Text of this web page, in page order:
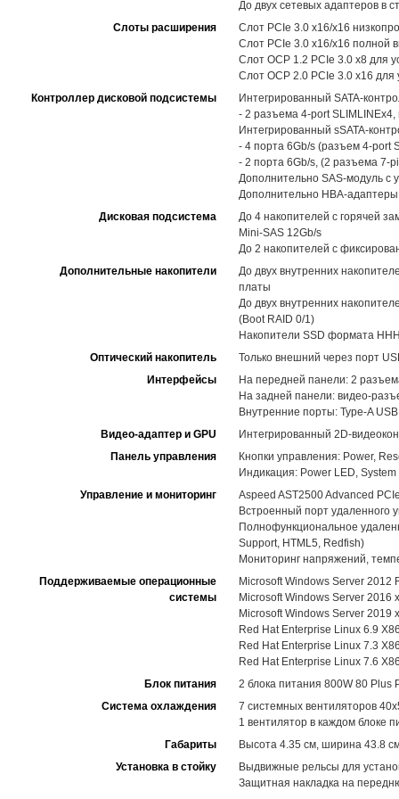
До двух сетевых адаптеров в
Слоты расширения
Слот PCIe 3.0 x16/x16
Слот PCIe 3.0 x16/x16 полной
Слот OCP 1.2 PCIe 3.0 x8 для
Слот OCP 2.0 PCIe 3.0 x16 для
Контроллер дисковой подсистемы
Интегрированный SATA-
- 2 разъема 4-port
Интегрированный sSATA-
- 4 порта 6Gb/s (разъем 4-port
- 2 порта 6Gb/s, (2 разъема 7-
Дополнительно SAS-модуль с
Дополнительно HBA-
Дисковая подсистема
До 4 накопителей с горячей
Mini-SAS 12Gb/s
До 2 накопителей с
Дополнительные накопители
До двух внутренних
платы
До двух внутренних
(Boot RAID 0/1)
Накопители SSD формата
Оптический накопитель
Только внешний через порт
Интерфейсы
На передней панели: 2
На задней панели: видео-
Внутренние порты: Type-A
Видео-адаптер и GPU
Интегрированный 2D-
Панель управления
Кнопки управления: Power,
Индикация: Power LED,
Управление и мониторинг
Aspeed AST2500 Advanced
Встроенный порт удаленного
Полнофункциональное
Support, HTML5, Redfish)
Мониторинг напряжений,
Поддерживаемые операционные
системы
Microsoft Windows Server 2012
Microsoft Windows Server 2016
Microsoft Windows Server 2019
Red Hat Enterprise Linux 6.9
Red Hat Enterprise Linux 7.3
Red Hat Enterprise Linux 7.6
Блок питания
2 блока питания 800W 80 Plus
Система охлаждения
7 системных вентиляторов
1 вентилятор в каждом блоке
Габариты
Высота 4.35 см, ширина 43.8
Установка в стойку
Выдвижные рельсы для
Защитная накладка на